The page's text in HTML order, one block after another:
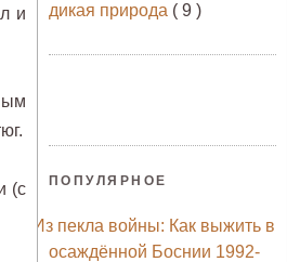
и
(с
дикая природа ( 9 )
ПОПУЛЯРНОЕ
Из пекла войны: Как выжить в
осаждённой Боснии 1992-